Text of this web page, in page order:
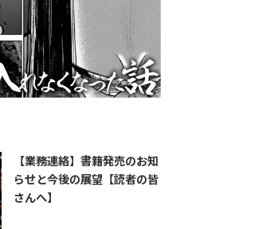
【業務連絡】書籍発売のお知
らせと今後の展望【読者の皆
さんへ】